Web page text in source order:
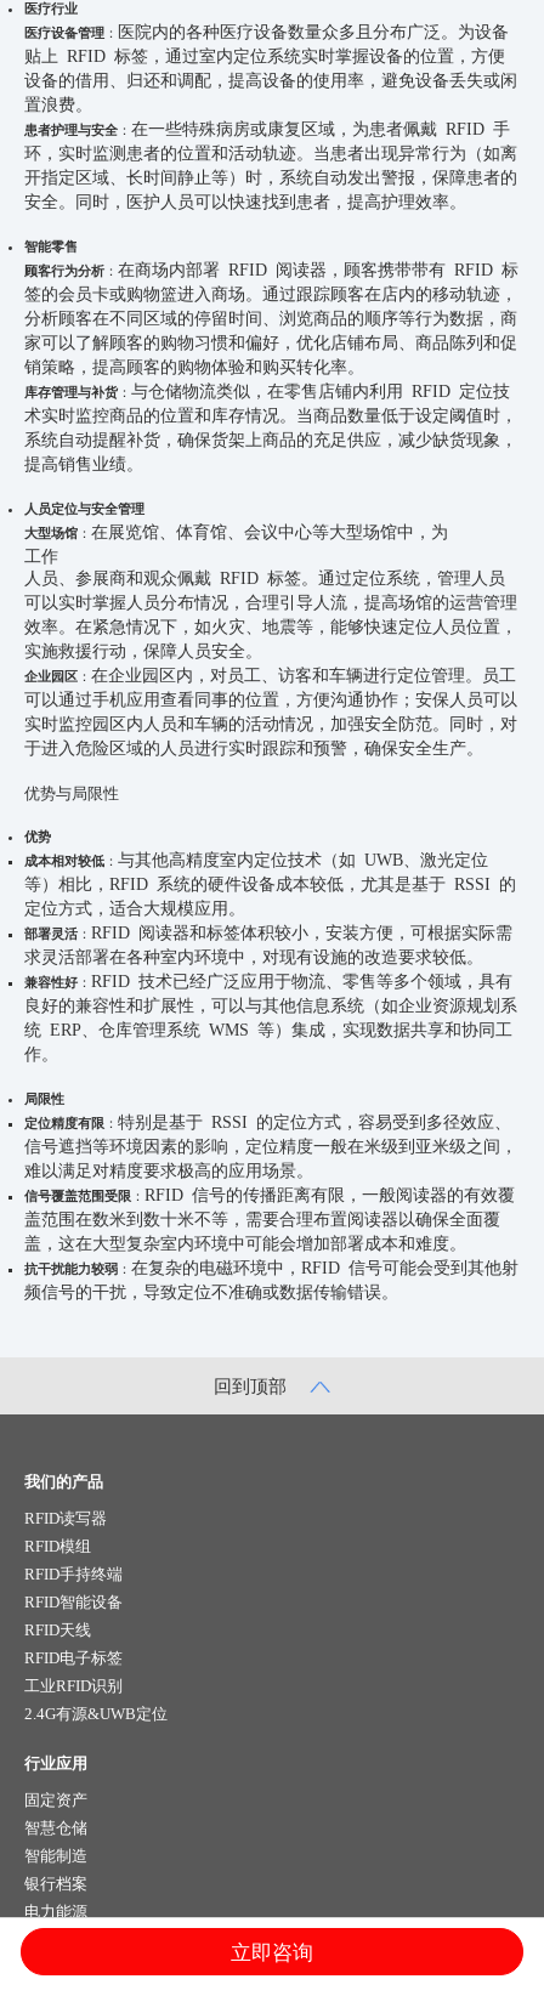
医疗行业
医疗设备管理 ：
医院内的各种医疗设备数量众多且分布广泛。为设备
贴上 RFID 标签，通过室内定位系统实时掌握设备的位置，方便
设备的借用、归还和调配，提高设备的使用率，避免设备丢失或闲
置浪费。
患者护理与安全 ：在一些特殊病房或康复区域，为患者佩戴 RFID 手
环，实时监测患者的位置和活动轨迹。当患者出现异常行为（如离
开指定区域、长时间静止等）时，系统自动发出警报，保障患者的
安全。同时，医护人员可以快速找到患者，提高护理效率。
智能零售
顾客行为分析 ：在商场内部署 RFID 阅读器，顾客携带带有 RFID 标
签的会员卡或购物篮进入商场。通过跟踪顾客在店内的移动轨迹，
分析顾客在不同区域的停留时间、浏览商品的顺序等行为数据，商
家可以了解顾客的购物习惯和偏好，优化店铺布局、商品陈列和促
销策略，提高顾客的购物体验和购买转化率。
库存管理与补货 ：与仓储物流类似，在零售店铺内利用 RFID 定位技
术实时监控商品的位置和库存情况。当商品数量低于设定阈值时，
系统自动提醒补货，确保货架上商品的充足供应，减少缺货现象，
提高销售业绩。
人员定位与安全管理
大型场馆 ：在展览馆、体育馆、会议中心等大型场馆中，为
工作
人员、参展商和观众佩戴 RFID 标签。通过定位系统，管理人员
可以实时掌握人员分布情况，合理引导人流，提高场馆的运营管理
效率。在紧急情况下，如火灾、地震等，能够快速定位人员位置，
实施救援行动，保障人员安全。
企业园区 ：在企业园区内，对员工、访客和车辆进行定位管理。员工
可以通过手机应用查看同事的位置，方便沟通协作；安保人员可以
实时监控园区内人员和车辆的活动情况，加强安全防范。同时，对
于进入危险区域的人员进行实时跟踪和预警，确保安全生产。
优势与局限性
优势
成本相对较低 ：与其他高精度室内定位技术（如 UWB、激光定位
等）相比，RFID 系统的硬件设备成本较低，尤其是基于 RSSI 的
定位方式，适合大规模应用。
部署灵活 ： RFID 阅读器和标签体积较小，安装方便，可根据实际需
求灵活部署在各种室内环境中，对现有设施的改造要求较低。
兼容性好 ： RFID 技术已经广泛应用于物流、零售等多个领域，具有
良好的兼容性和扩展性，可以与其他信息系统（如企业资源规划系
统 ERP、仓库管理系统 WMS 等）集成，实现数据共享和协同工
作。
局限性
定位精度有限 ：特别是基于 RSSI 的定位方式，容易受到多径效应、
信号遮挡等环境因素的影响，定位精度一般在米级到亚米级之间，
难以满足对精度要求极高的应用场景。
信号覆盖范围受限 ： RFID 信号的传播距离有限，一般阅读器的有效覆
盖范围在数米到数十米不等，需要合理布置阅读器以确保全面覆
盖，这在大型复杂室内环境中可能会增加部署成本和难度。
抗干扰能力较弱 ：在复杂的电磁环境中，RFID 信号可能会受到其他射
频信号的干扰，导致定位不准确或数据传输错误。
回到顶部
我们的产品
RFID读写器
RFID模组
RFID手持终端
RFID智能设备
RFID天线
RFID电子标签
工业RFID识别
2.4G有源&UWB定位
行业应用
固定资产
智慧仓储
智能制造
银行档案
电力能源
车辆管理
室内定位
立即咨询